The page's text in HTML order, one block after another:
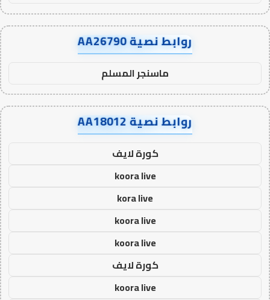
روابط نصية AA26790
ماسنجر المسلم
روابط نصية AA18012
كورة لايف
koora live
kora live
koora live
koora live
كورة لايف
koora live